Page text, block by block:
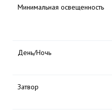
Минимальная освещенность
День/Ночь
Затвор